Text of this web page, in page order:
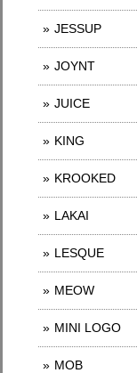
JESSUP
JOYNT
JUICE
KING
KROOKED
LAKAI
LESQUE
MEOW
MINI LOGO
MOB